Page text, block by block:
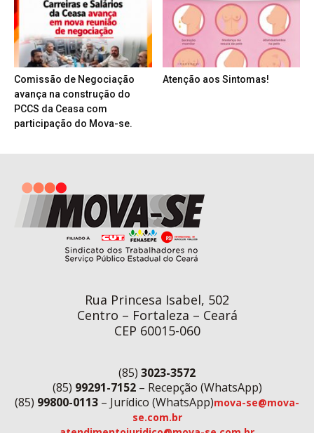
Comissão de Negociação
avança na construção do
PCCS da Ceasa com
participação do Mova-se.
Atenção aos Sintomas!
Rua Princesa Isabel, 502
Centro – Fortaleza – Ceará
CEP 60015-060
(85) 3023-3572
(85) 99291-7152– Recepção (WhatsApp)
(85) 99800-0113 – Jurídico (WhatsApp)mova-se@mova-
se.com.br